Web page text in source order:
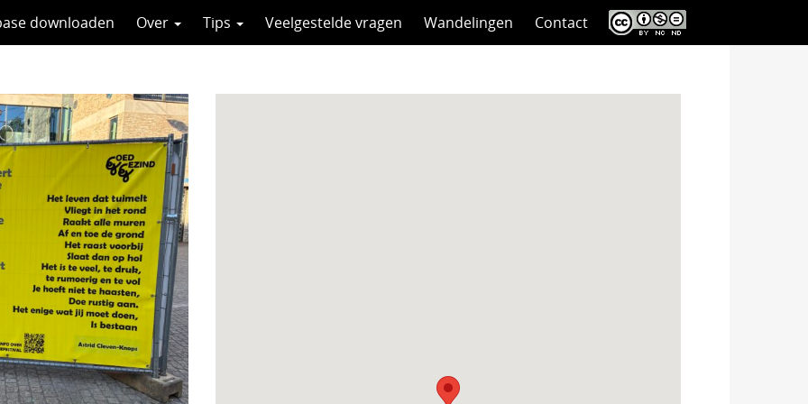
downloaden Over Tips Veelgestelde vragen Wandelingen Contact